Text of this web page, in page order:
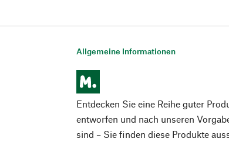
Allgemeine Informationen
Entdecken Sie eine Reihe guter
entworfen und nach unseren
sind – Sie finden diese Produkte